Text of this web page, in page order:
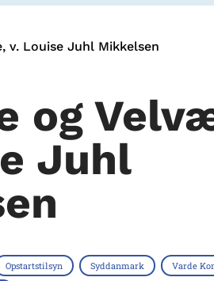
v. Louise Juhl Mikkelsen
og
Juhl
Opstartstilsyn Syddanmark Varde